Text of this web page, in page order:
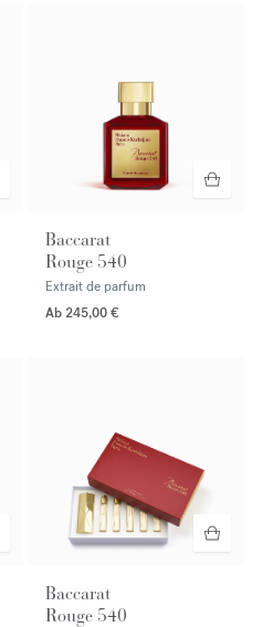
Baccarat
Rouge 540
Extrait de parfum
Ab 245,00 €
Baccarat
Rouge 540